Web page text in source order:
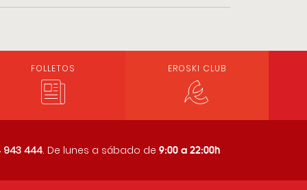
FOLLETOS EROSKI CLUB
943 444. De lunes a sábado de 9:00 a 22:00h